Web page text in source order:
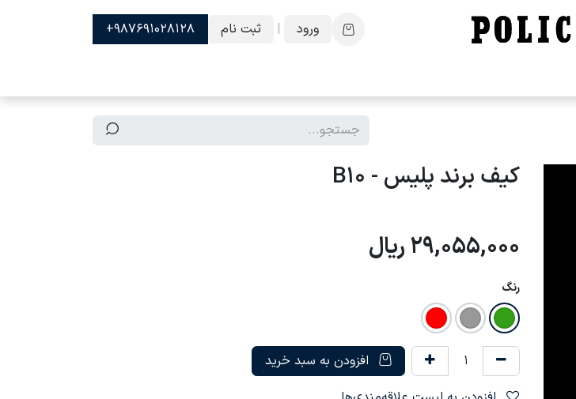
ورود
| ثبت نام 987691028128+
کیف برند پلیس - B10
29,055,000ریال
رنگ
افزودن به سبد خرید